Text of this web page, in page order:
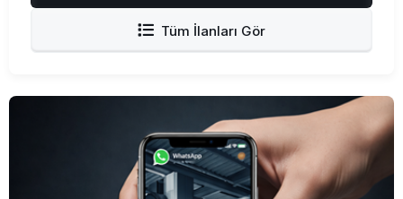
Tüm İlanları Gör